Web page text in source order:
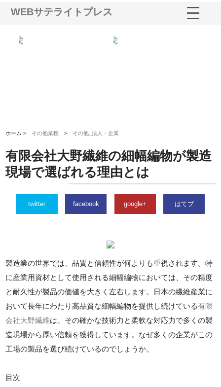
WEBサテライトプレス
ホーム > その他業種 > その他_法人・企業
有限会社大野繊維の細幅編物が製造
現場で選ばれる理由とは
twitter facebook google+ はてブ
製造業の世界では、品質と信頼性が何よりも重視されます。特
に産業用資材として使用される細幅編物においては、その精度
と耐久性が製品の価値を大きく左右します。日本の繊維産業に
おいて長年にわたり高品質な細幅編物を提供し続けている有限
会社大野繊維は、その確かな技術力と柔軟な対応力で多くの製
造現場から厚い信頼を獲得しています。なぜ多くの企業がこの
工場の製品を選び続けているのでしょうか。
目次